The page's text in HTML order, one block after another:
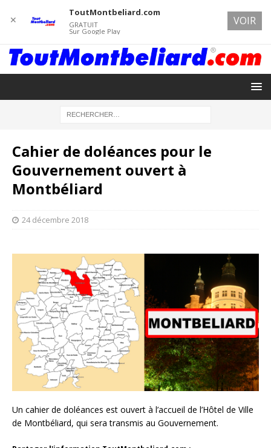
Cahier de doléances pour le
Gouvernement ouvert à
Montbéliard
24 décembre 2018
Un cahier de doléances est ouvert à l’accueil de l’Hôtel de Ville
de Montbéliard, qui sera transmis au Gouvernement.
✕
ToutMontbeliard.com
GRATUIT
Sur Google Play
VOIR